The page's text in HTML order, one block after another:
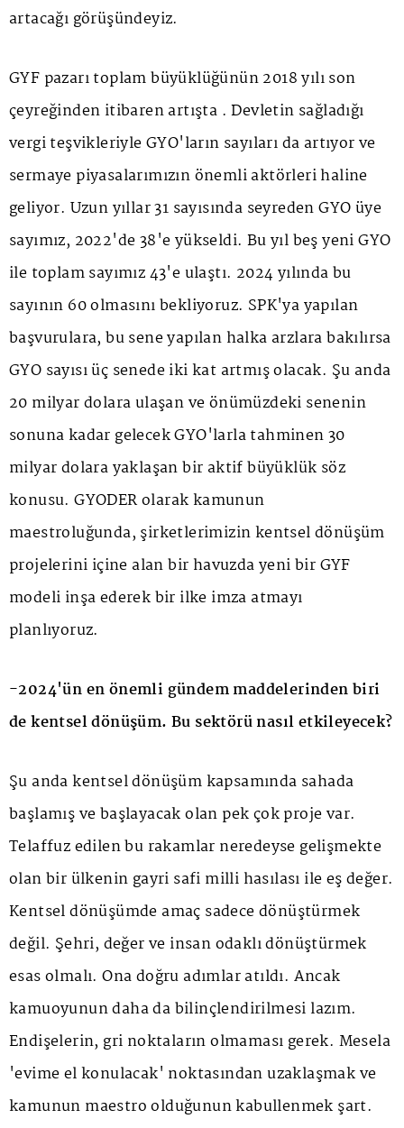
artacağı görüşündeyiz.
GYF pazarı toplam büyüklüğünün 2018 yılı son
çeyreğinden itibaren artışta . Devletin sağladığı
vergi teşvikleriyle GYO'ların sayıları da artıyor ve
sermaye piyasalarımızın önemli aktörleri haline
geliyor. Uzun yıllar 31 sayısında seyreden GYO üye
sayımız, 2022'de 38'e yükseldi. Bu yıl beş yeni GYO
ile toplam sayımız 43'e ulaştı. 2024 yılında bu
sayının 60 olmasını bekliyoruz. SPK'ya yapılan
başvurulara, bu sene yapılan halka arzlara bakılırsa
GYO sayısı üç senede iki kat artmış olacak. Şu anda
20 milyar dolara ulaşan ve önümüzdeki senenin
sonuna kadar gelecek GYO'larla tahminen 30
milyar dolara yaklaşan bir aktif büyüklük söz
konusu. GYODER olarak kamunun
maestroluğunda, şirketlerimizin kentsel dönüşüm
projelerini içine alan bir havuzda yeni bir GYF
modeli inşa ederek bir ilke imza atmayı
planlıyoruz.
-2024'ün en önemli gündem maddelerinden biri
de kentsel dönüşüm. Bu sektörü nasıl etkileyecek?
Şu anda kentsel dönüşüm kapsamında sahada
başlamış ve başlayacak olan pek çok proje var.
Telaffuz edilen bu rakamlar neredeyse gelişmekte
olan bir ülkenin gayri safi milli hasılası ile eş değer.
Kentsel dönüşümde amaç sadece dönüştürmek
değil. Şehri, değer ve insan odaklı dönüştürmek
esas olmalı. Ona doğru adımlar atıldı. Ancak
kamuoyunun daha da bilinçlendirilmesi lazım.
Endişelerin, gri noktaların olmaması gerek. Mesela
'evime el konulacak' noktasından uzaklaşmak ve
kamunun maestro olduğunun kabullenmek şart.